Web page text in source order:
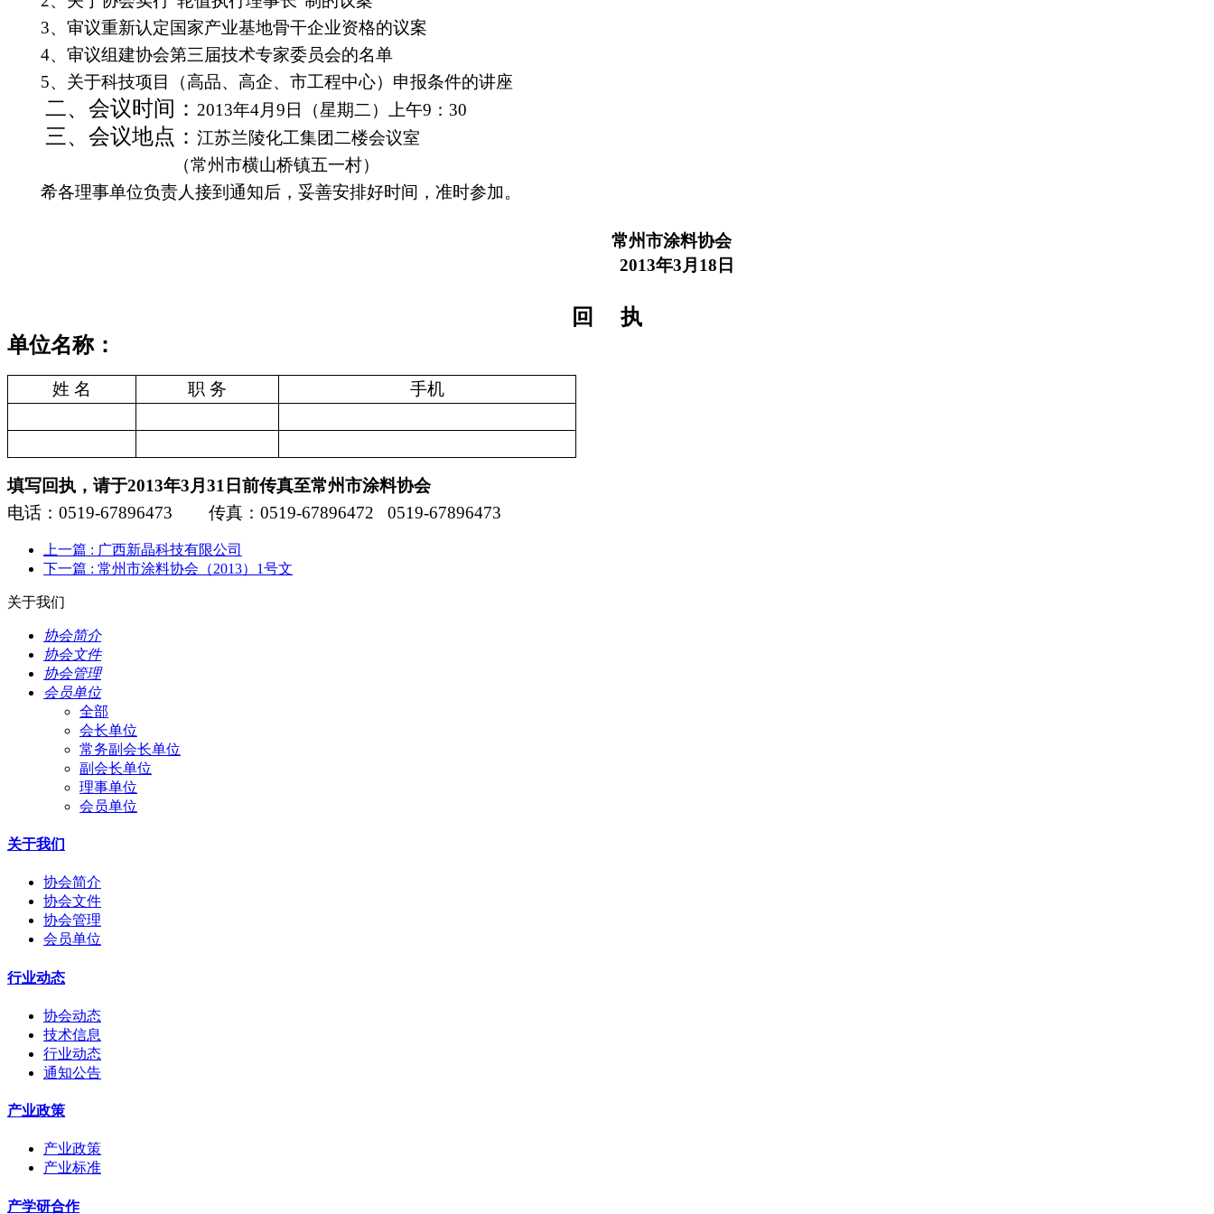
3、审议重新认定国家产业基地骨干企业资格的议案
4、审议组建协会第三届技术专家委员会的名单
5、关于科技项目（高品、高企、市工程中心）申报条件的讲座
二、会议时间： 2013年4月9日（星期二）上午9 ： 30
三、会议地点：江苏兰陵化工集团二楼会议室
（常州市横山桥镇五一村）
希各理事单位负责人接到通知后，妥善安排好时间，准时参加。
常州市涂料协会
2013年3月 18 日
回
执
单位名称：
姓 名 职 务 手机
填写回执，请于2013年3月 31 日前传真至常州市涂料协会
电话： 0519-67896473 传真： 0519-67896472 0519-67896473
上一篇 : 广西新晶科技有限公司
下一篇 : 常州市涂料协会（2013）1号文
关于我们
协会简介
协会文件
协会管理
会员单位
全部
会长单位
常务副会长单位
副会长单位
理事单位
会员单位
关于我们
协会简介
协会文件
协会管理
会员单位
行业动态
协会动态
技术信息
行业动态
通知公告
产业政策
产业政策
产业标准
产学研合作